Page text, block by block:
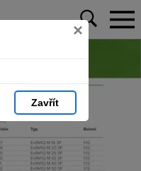
×
Zavřít